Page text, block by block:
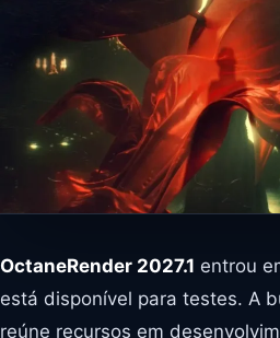
OctaneRender 2027.1 entrou
está disponível para testes. A
reúne recursos em